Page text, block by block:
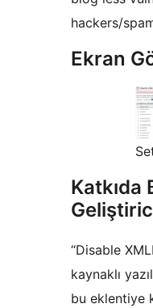
hackers/
Ekran
Katkıda
“Disable
kaynaklı
bu eklentiye